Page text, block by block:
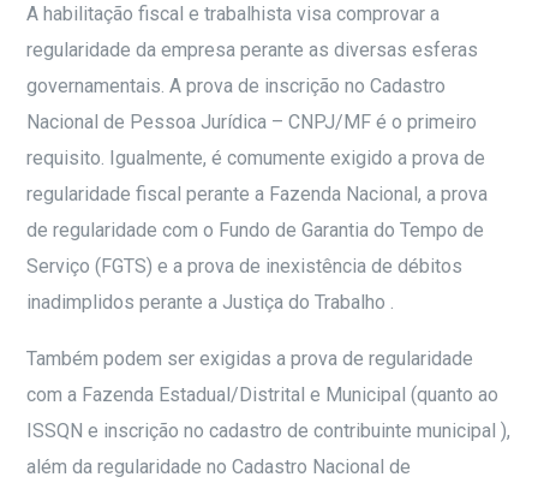
A habilitação fiscal e trabalhista visa comprovar a
regularidade da empresa perante as diversas esferas
governamentais. A prova de inscrição no Cadastro
Nacional de Pessoa Jurídica – CNPJ/MF é o primeiro
requisito. Igualmente, é comumente exigido a prova de
regularidade fiscal perante a Fazenda Nacional, a prova
de regularidade com o Fundo de Garantia do Tempo de
Serviço (FGTS) e a prova de inexistência de débitos
inadimplidos perante a Justiça do Trabalho .
Também podem ser exigidas a prova de regularidade
com a Fazenda Estadual/Distrital e Municipal (quanto ao
ISSQN e inscrição no cadastro de contribuinte municipal ),
além da regularidade no Cadastro Nacional de